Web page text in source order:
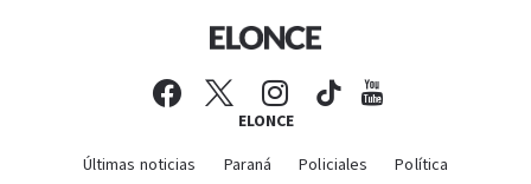
ELONCE
Últimas noticias Paraná Policiales Política